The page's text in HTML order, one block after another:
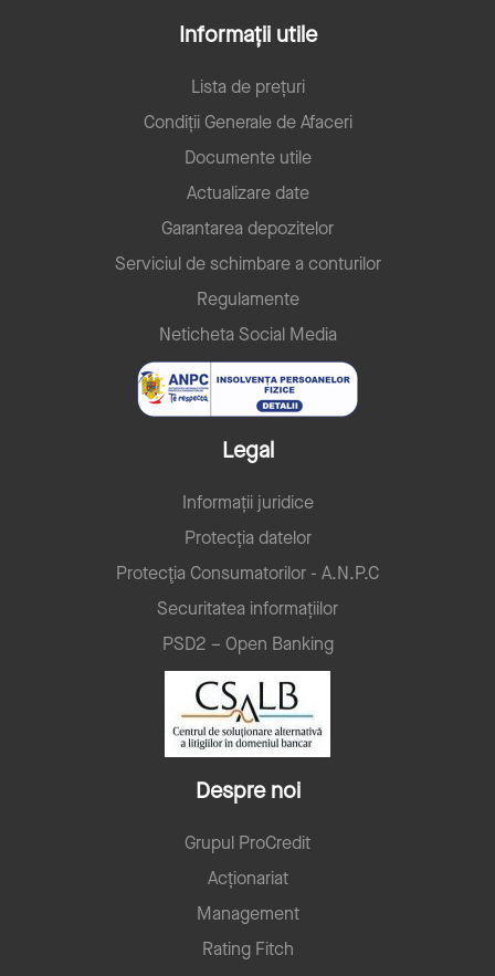
Informații utile
Lista de prețuri
Condiții Generale de Afaceri
Documente utile
Actualizare date
Garantarea depozitelor
Serviciul de schimbare a conturilor
Regulamente
Neticheta Social Media
Legal
Informații juridice
Protecția datelor
Protecţia Consumatorilor - A.N.P.C
Securitatea informațiilor
PSD2 – Open Banking
Despre noi
Grupul ProCredit
Acționariat
Management
Rating Fitch